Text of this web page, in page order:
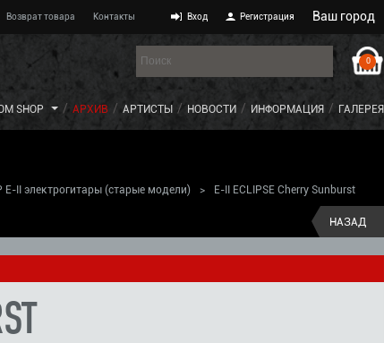
0
SHOP АРХИВ АРТИСТЫ НОВОСТИ ИНФОРМАЦИЯ ГАЛЕРЕЯ
Возврат товара Контакты Вход Регистрация Ваш город
E-II электрогитары (старые модели) > E-II ECLIPSE Cherry Sunburst
НАЗАД